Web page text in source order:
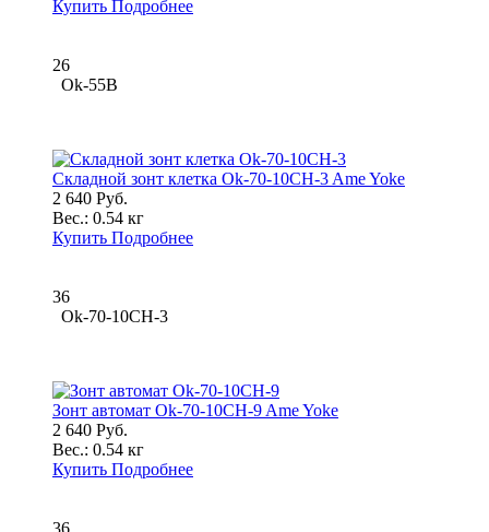
Купить Подробнее
26
Ok-55B
Складной зонт клетка Ok-70-10CH-3 Ame Yoke
2 640 Руб.
Вес.: 0.54 кг
Купить Подробнее
36
Ok-70-10CH-3
Зонт автомат Ok-70-10CH-9 Ame Yoke
2 640 Руб.
Вес.: 0.54 кг
Купить Подробнее